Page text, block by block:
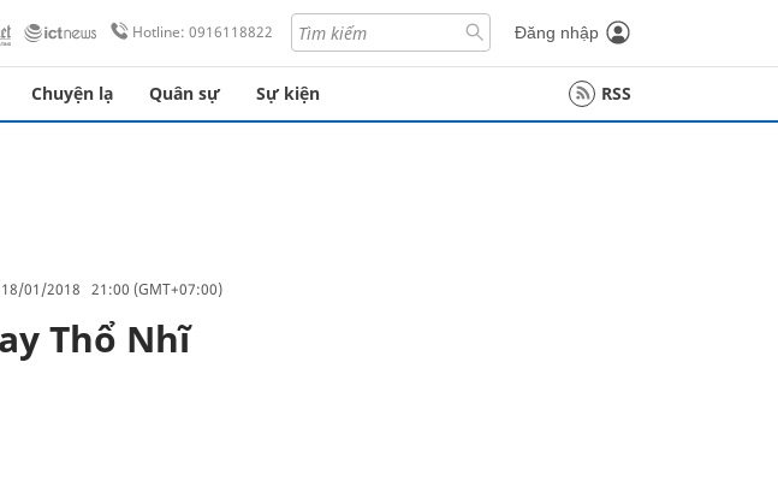
Hotline: 0916118822 Đăng nhập
Chuyện lạ Quân sự Sự kiện RSS
18/01/2018 21:00 (GMT+07:00)
Thổ Nhĩ